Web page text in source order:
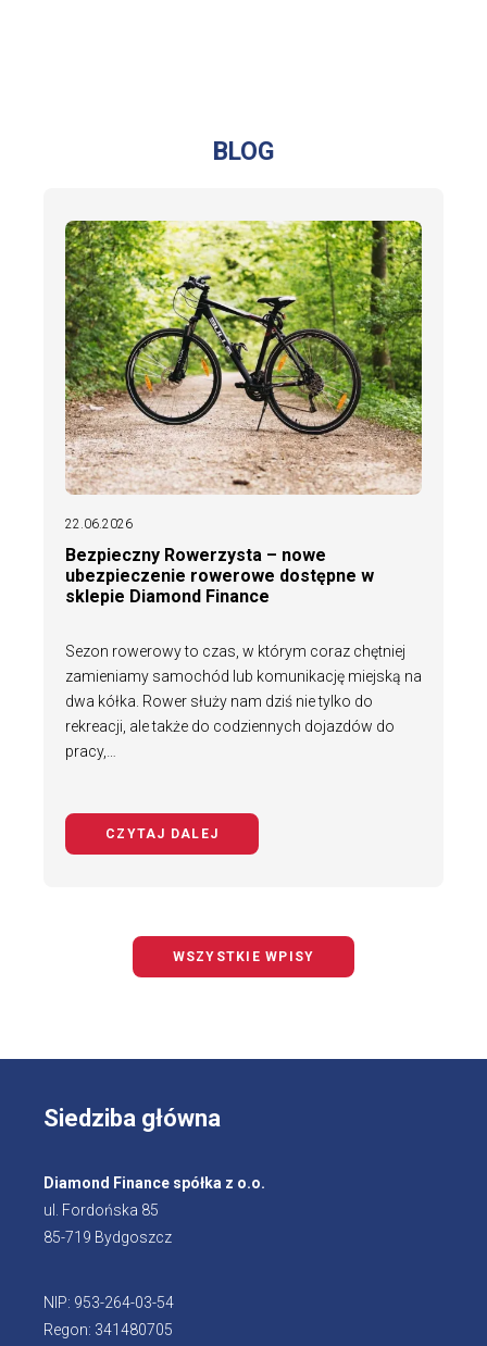
BLOG
22.06.2026
Bezpieczny Rowerzysta – nowe
ubezpieczenie rowerowe dostępne w
sklepie Diamond Finance
Sezon rowerowy to czas, w którym coraz chętniej
zamieniamy samochód lub komunikację miejską na
dwa kółka. Rower służy nam dziś nie tylko do
rekreacji, ale także do codziennych dojazdów do
pracy,…
CZYTAJ DALEJ
WSZYSTKIE WPISY
Siedziba główna
Diamond Finance spółka z o.o.
ul. Fordońska 85
85-719 Bydgoszcz
NIP: 953-264-03-54
Regon: 341480705